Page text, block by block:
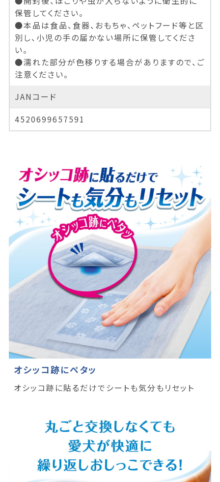
保管してください。
●本品は食品、食器、おもちゃ、ペットフード等と区
別し、小児の手の届かない場所に保管してくださ
い。
●濡れた部分が色移りする場合がありますので、ご
注意ください。
JANコード
4520699657591
オシッコ跡にペタッ
オシッコ跡に貼るだけでシートも気分もリセット